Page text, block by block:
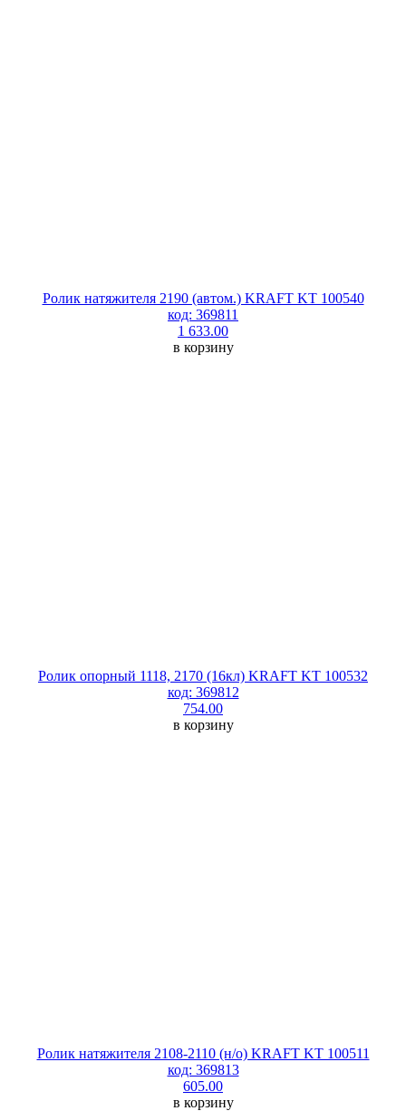
Ролик натяжителя 2190 (автом.) KRAFT KT 100540
код: 369811
1 633.00
в корзину
Ролик опорный 1118, 2170 (16кл) KRAFT KT 100532
код: 369812
754.00
в корзину
Ролик натяжителя 2108-2110 (н/о) KRAFT KT 100511
код: 369813
605.00
в корзину